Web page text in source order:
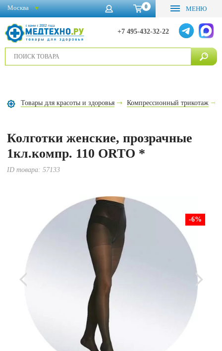
0 МЕНЮ
+7 495-432-32-22
Москва
Товары для красоты и здоровья Компрессионный трикотаж
Колготки женские, прозрачные
1кл.компр. 110 ORTO *
ID товара:57133
-6%